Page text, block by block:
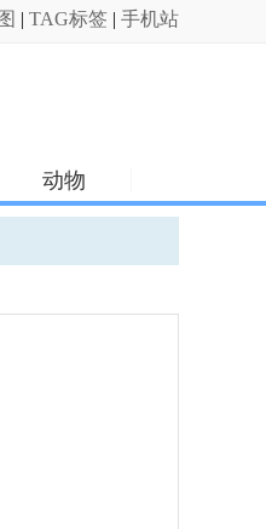
| TAG标签 | 手机站
动物